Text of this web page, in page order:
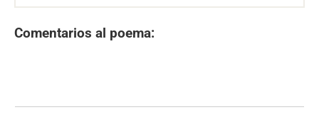
Comentarios al poema: